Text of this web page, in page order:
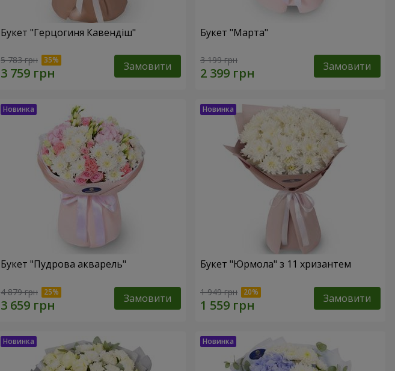
Букет "Герцогиня Кавендіш"
5 783 грн Замовити
Букет "Марта"
3 199 грн Замовити
Букет "Пудрова акварель"
4 879 грн Замовити
Букет "Юрмола" з 11 хризантем
1 949 грн Замовити